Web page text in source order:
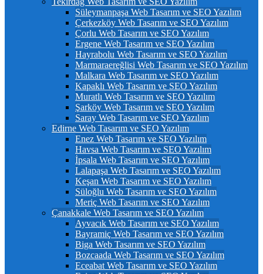
Süleymanpaşa Web Tasarım ve SEO Yazılım
Çerkezköy Web Tasarım ve SEO Yazılım
Çorlu Web Tasarım ve SEO Yazılım
Ergene Web Tasarım ve SEO Yazılım
Hayrabolu Web Tasarım ve SEO Yazılım
Marmaraereğlisi Web Tasarım ve SEO Yazılım
Malkara Web Tasarım ve SEO Yazılım
Kapaklı Web Tasarım ve SEO Yazılım
Muratlı Web Tasarım ve SEO Yazılım
Şarköy Web Tasarım ve SEO Yazılım
Saray Web Tasarım ve SEO Yazılım
Edirne Web Tasarım ve SEO Yazılım
Enez Web Tasarım ve SEO Yazılım
Havsa Web Tasarım ve SEO Yazılım
İpsala Web Tasarım ve SEO Yazılım
Lalapaşa Web Tasarım ve SEO Yazılım
Keşan Web Tasarım ve SEO Yazılım
Süloğlu Web Tasarım ve SEO Yazılım
Meriç Web Tasarım ve SEO Yazılım
Çanakkale Web Tasarım ve SEO Yazılım
Ayvacık Web Tasarım ve SEO Yazılım
Bayramiç Web Tasarım ve SEO Yazılım
Biga Web Tasarım ve SEO Yazılım
Bozcaada Web Tasarım ve SEO Yazılım
Eceabat Web Tasarım ve SEO Yazılım